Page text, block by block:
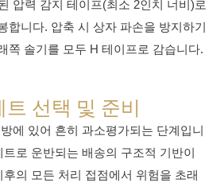
압력 감지 테이프(최소 2인치 너비)로
합니다. 압축 시 상자 파손을 방지하기
쪽 솔기를 모두 H 테이프로 감습니다.
선택 및 준비
에 있어 흔히 과소평가되는 단계입니
로 운반되는 배송의 구조적 기반이
의 모든 처리 접점에서 위험을 초래